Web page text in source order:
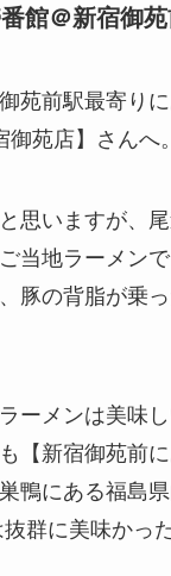
館＠新宿御
苑前駅最寄り
苑店】さんへ。
思いますが、
当地ラーメン
豚の背脂が乗
ーメンは美味
【新宿御苑前
鴨にある福島
抜群に美味かっ